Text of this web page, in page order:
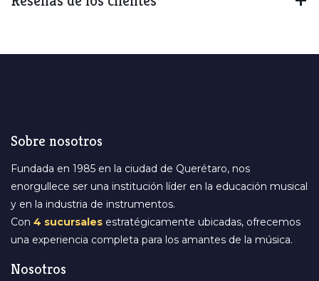
Sobre nosotros
Fundada en 1985 en la ciudad de Querétaro, nos
enorgullece ser una institución líder en la educación musical
y en la industria de instrumentos.
Con 4 sucursales estratégicamente ubicadas, ofrecemos
una experiencia completa para los amantes de la música.
Nosotros